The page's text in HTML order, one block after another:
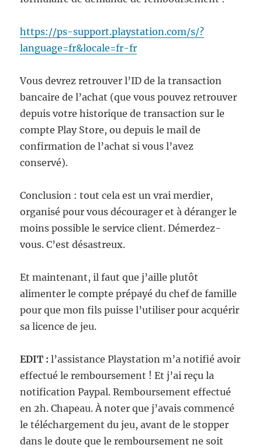
https://ps-support.playstation.com/s/?
language=fr&locale=fr-fr
Vous devrez retrouver l’ID de la transaction
bancaire de l’achat (que vous pouvez retrouver
depuis votre historique de transaction sur le
compte Play Store, ou depuis le mail de
confirmation de l’achat si vous l’avez
conservé).
Conclusion : tout cela est un vrai merdier,
organisé pour vous décourager et à déranger le
moins possible le service client. Démerdez-
vous. C’est désastreux.
Et maintenant, il faut que j’aille plutôt
alimenter le compte prépayé du chef de famille
pour que mon fils puisse l’utiliser pour acquérir
sa licence de jeu.
EDIT : l’assistance Playstation m’a notifié avoir
effectué le remboursement ! Et j’ai reçu la
notification Paypal. Remboursement effectué
en 2h. Chapeau. À noter que j’avais commencé
le téléchargement du jeu, avant de le stopper
dans le doute que le remboursement ne soit